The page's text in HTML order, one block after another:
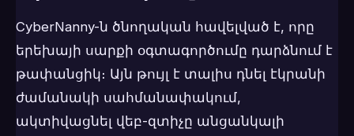
CyberNanny-ն ծնողական հավելված է, որը
երեխայի սարքի օգտագործումը դարձնում է
թափանցիկ։ Այն թույլ է տալիս դնել էկրանի
ժամանակի սահմանափակում,
ակտիվացնել վեբ-զտիչը անցանկալի